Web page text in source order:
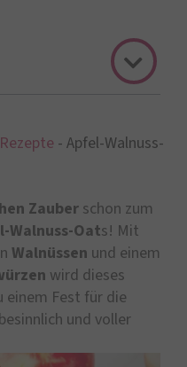
- Apfel-Walnuss-
Zauber schon zum
Walnuss-Oats! Mit
Walnüssen und einem
wird dieses
einem Fest für die
und voller